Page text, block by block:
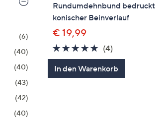
(6)
(40)
(40)
(43)
(42)
(40)
Rundumdehnbund bedruckt
konischer Beinverlauf
€ 19,99
5.0
von
5
(4)4
Bewertungen
In den Warenkorb